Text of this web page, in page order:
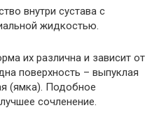
внутри сустава с
жидкостью.
их различна и зависит от
поверхность – выпуклая
(ямка). Подобное
сочленение.